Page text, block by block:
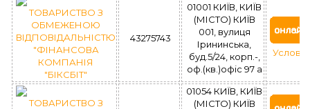
ТОВАРИСТВО З
ОБМЕЖЕНОЮ
ВІДПОВІДАЛЬНІСТЮ
"ФІНАНСОВА
КОМПАНІЯ
"БІКСБІТ"
43275743
01001 КИЇВ, КИЇВ
(МІСТО) КИЇВ
001, вулиця
Ірининська,
буд.5/24, корп.-,
оф.(кв.)офіс 97 а
ТОВАРИСТВО З
01054 КИЇВ, КИЇВ
(МІСТО) КИЇВ